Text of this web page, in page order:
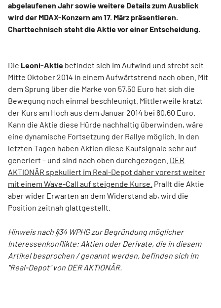
abgelaufenen Jahr sowie weitere Details zum Ausblick
wird der MDAX-Konzern am 17. März präsentieren.
Charttechnisch steht die Aktie vor einer Entscheidung.
Die Leoni-Aktie befindet sich im Aufwind und strebt seit
Mitte Oktober 2014 in einem Aufwärtstrend nach oben. Mit
dem Sprung über die Marke von 57,50 Euro hat sich die
Bewegung noch einmal beschleunigt. Mittlerweile kratzt
der Kurs am Hoch aus dem Januar 2014 bei 60,60 Euro.
Kann die Aktie diese Hürde nachhaltig überwinden, wäre
eine dynamische Fortsetzung der Rallye möglich. In den
letzten Tagen haben Aktien diese Kaufsignale sehr auf
generiert – und sind nach oben durchgezogen. DER
AKTIONÄR spekuliert im Real-Depot daher vorerst weiter
mit einem Wave-Call auf steigende Kurse. Prallt die Aktie
aber wider Erwarten an dem Widerstand ab, wird die
Position zeitnah glattgestellt.
Hinweis nach §34 WPHG zur Begründung möglicher
Interessenkonflikte: Aktien oder Derivate, die in diesem
Artikel besprochen / genannt werden, befinden sich im
"Real-Depot" von DER AKTIONÄR.